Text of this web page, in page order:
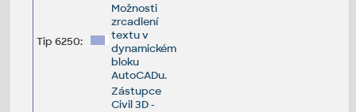
Tip 6250:
Možnosti
zrcadlení
textu v
dynamickém
bloku
AutoCADu.
Zástupce
Civil 3D -